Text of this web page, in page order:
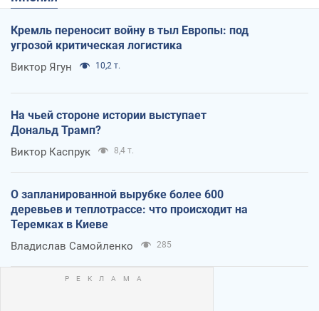
Кремль переносит войну в тыл Европы: под
угрозой критическая логистика
Виктор Ягун 10,2 т.
На чьей стороне истории выступает
Дональд Трамп?
Виктор Каспрук 8,4 т.
О запланированной вырубке более 600
деревьев и теплотрассе: что происходит на
Теремках в Киеве
Владислав Самойленко 285